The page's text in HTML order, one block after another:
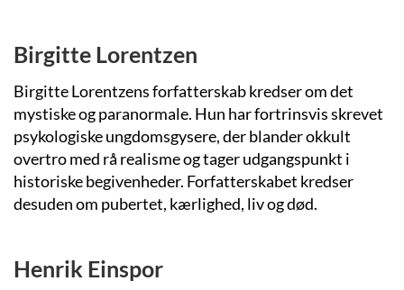
Birgitte Lorentzen
Birgitte Lorentzens forfatterskab kredser om det
mystiske og paranormale. Hun har fortrinsvis skrevet
psykologiske ungdomsgysere, der blander okkult
overtro med rå realisme og tager udgangspunkt i
historiske begivenheder. Forfatterskabet kredser
desuden om pubertet, kærlighed, liv og død.
Henrik Einspor